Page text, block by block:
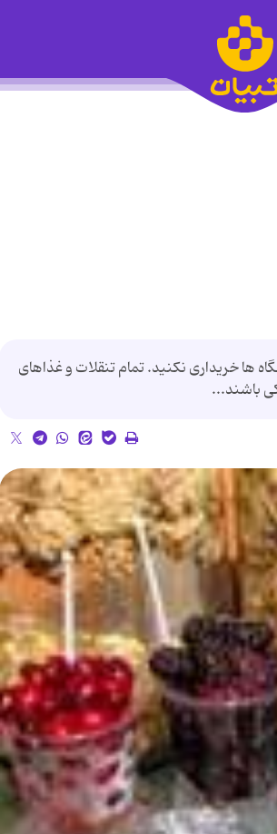
ها خریداری نکنید. تمام تنقلات و غذاهای
باشند...